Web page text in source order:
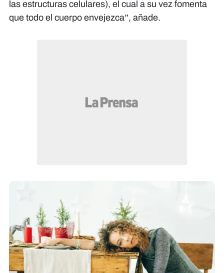
las estructuras celulares), el cual a su vez fomenta
que todo el cuerpo envejezca”, añade.